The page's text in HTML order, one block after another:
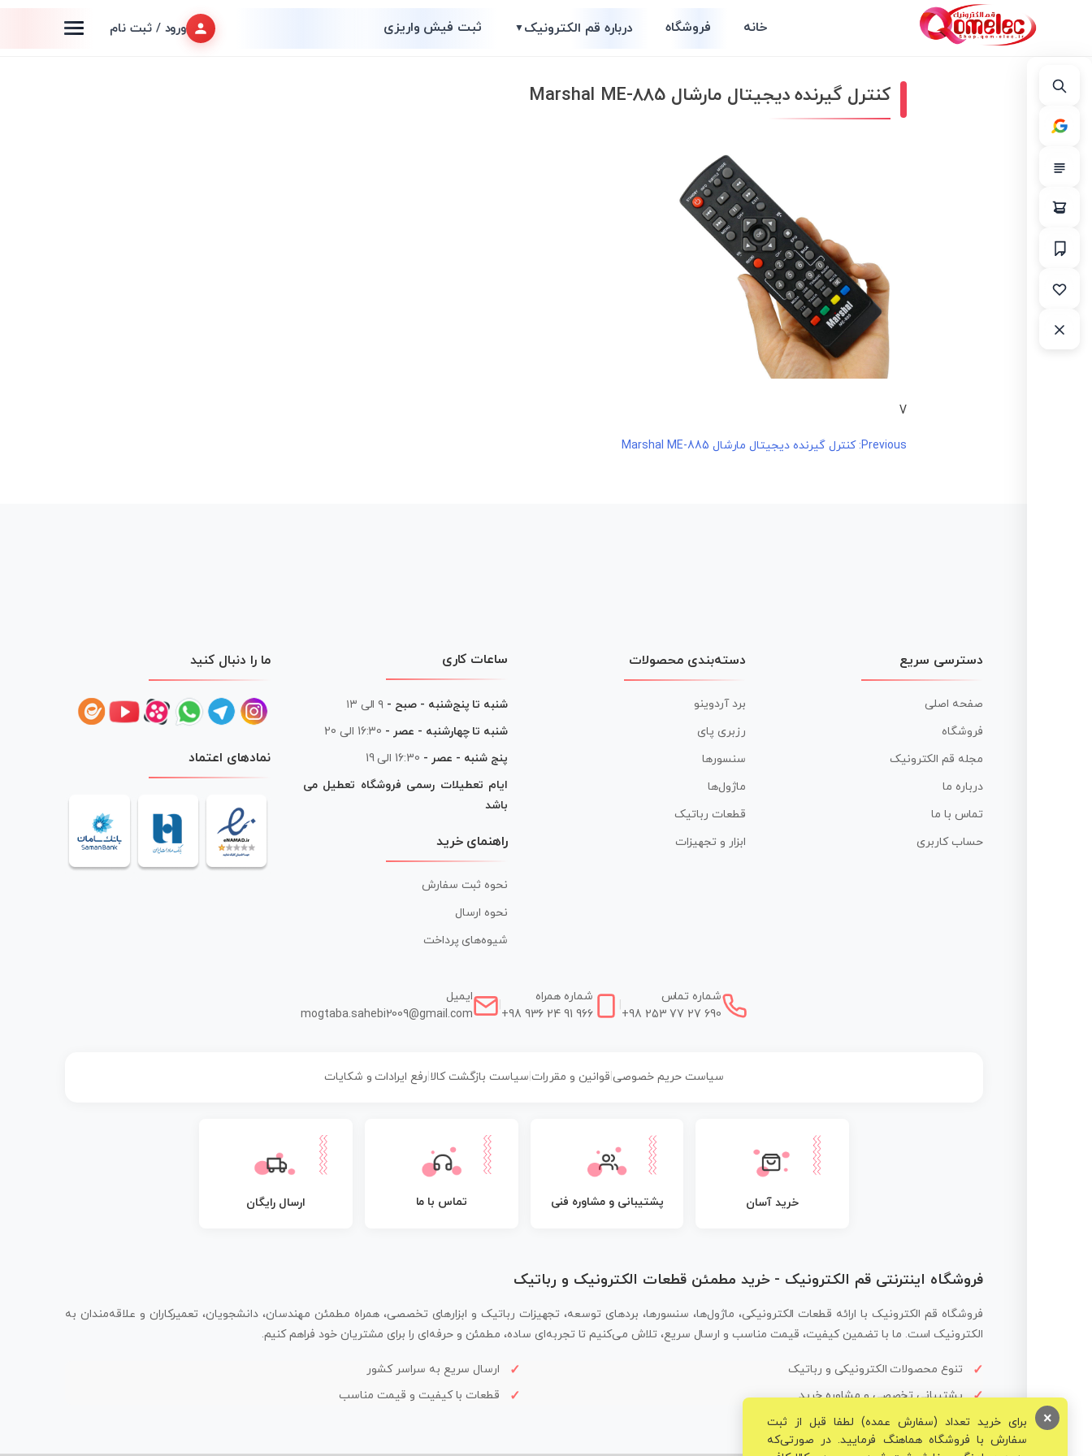
خانه فروشگاه درباره قم الکترونیک▼ ثبت فیش واریزی ورود / ثبت نام
کنترل گیرنده دیجیتال مارشال Marshal ME-885
V
راهبری
Previous: کنترل گیرنده دیجیتال مارشال Marshal ME-885
دسترسی سریع
صفحه اصلی
فروشگاه
مجله قم الکترونیک
درباره ما
تماس با ما
حساب کاربری
دسته‌بندی محصولات
برد آردوینو
رزبری پای
سنسورها
ماژول‌ها
قطعات رباتیک
ابزار و تجهیزات
ساعات کاری
شنبه تا پنج‌شنبه - صبح - ۹ الی ۱۳
شنبه تا چهارشنبه - عصر - 16:30 الی 20
پنج شنبه - عصر - 16:30 الی 19
ایام تعطیلات رسمی فروشگاه تعطیل می
باشد
راهنمای خرید
نحوه ثبت سفارش
نحوه ارسال
شیوه‌های پرداخت
ما را دنبال کنید
نمادهای اعتماد
شماره تماس
+98 253 77 27 690
شماره همراه
+98 936 24 91 966
ایمیل
mogtaba.sahebi2009@gmail.com
سیاست حریم خصوصی| قوانین و مقررات سیاست بازگشت کالا رفع ایرادات و شکایات
خرید آسان پشتیبانی و مشاوره فنی تماس با ما ارسال رایگان
فروشگاه اینترنتی قم الکترونیک - خرید مطمئن قطعات الکترونیک و رباتیک
فروشگاه قم الکترونیک با ارائه قطعات الکترونیکی، ماژول‌ها، سنسورها، بردهای توسعه، تجهیزات رباتیک و ابزارهای تخصصی، همراه مطمئن مهندسان، دانشجویان، تعمیرکاران و علاقه‌مندان به
الکترونیک است. ما با تضمین کیفیت، قیمت مناسب و ارسال سریع، تلاش می‌کنیم تا تجربه‌ای ساده، مطمئن و حرفه‌ای را برای مشتریان خود فراهم کنیم.
تنوع محصولات الکترونیکی و رباتیک
ارسال سریع به سراسر کشور
پشتیبانی تخصصی و مشاوره خرید
قطعات با کیفیت و قیمت مناسب
برای خرید تعداد (سفارش عمده) لطفا قبل از ثبت
سفارش با فروشگاه هماهنگ فرمایید. در صورتی‌که
×